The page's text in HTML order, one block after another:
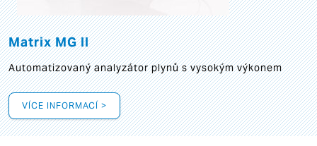
Matrix MG II
Automatizovaný analyzátor plynů s vysokým výkonem
VÍCE INFORMACÍ >